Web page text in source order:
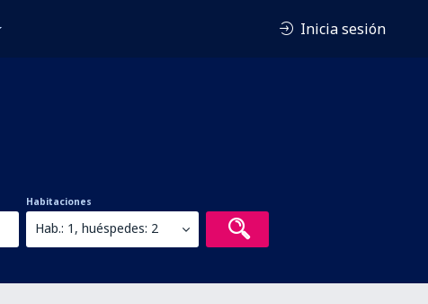
Inicia sesión
Habitaciones
Hab.: 1, huéspedes: 2